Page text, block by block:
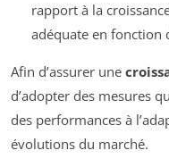
rapport à la
adéquate en fonction
Afin d’assurer une
d’adopter des mesures
des performances à
évolutions du marché.